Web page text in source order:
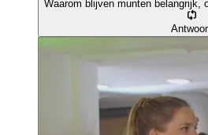
Waarom blijven munten belangrijk,